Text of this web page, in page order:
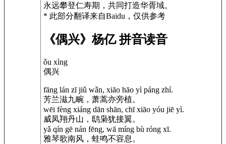
永远攀登仁寿期，共同打造华胥域。
* 此部分翻译来自Baidu，仅供参考
《偶兴》杨亿 拼音读音
ǒu xìng
偶兴
fāng lán zī jiǔ wǎn, xiāo hāo yì páng zhí.
芳兰滋九畹，萧蒿亦旁植。
wēi fèng xiáng dān shān, chī xiāo yóu jiē yì.
威凤翔丹山，鸱枭犹接翼。
yǎ qín gē nán fēng, wā míng bù róng xī.
雅琴歌南风，蛙鸣不容息。